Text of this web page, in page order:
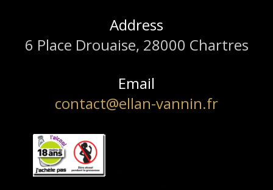
Address
6 Place Drouaise, 28000 Chartres
Email
contact@ellan-vannin.fr